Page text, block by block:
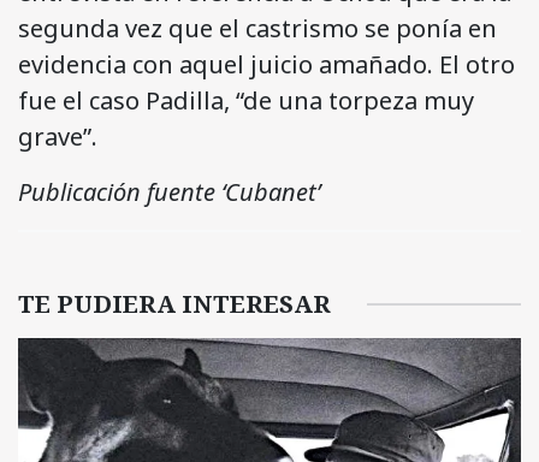
segunda vez que el castrismo se ponía en
evidencia con aquel juicio amañado. El otro
fue el caso Padilla, “de una torpeza muy
grave”.
Publicación fuente ‘Cubanet’
TE PUDIERA INTERESAR